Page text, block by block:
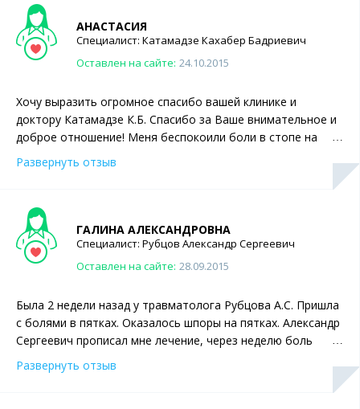
АНАСТАСИЯ
Специалист: Катамадзе Кахабер Бадриевич
Оставлен на сайте: 24.10.2015
Хочу выразить огромное спасибо вашей клинике и
доктору Катамадзе К.Б. Спасибо за Ваше внимательное и
доброе отношение! Меня беспокоили боли в стопе на
протяжении 3 лет ( пяточная шпора, плоскостопие), и
никто не мог мне помочь! Спустя 2 недели после
нормальной жизни, к уже непривычной безболезненной
ходьбе! Скоро планирую вновь заниматься спортом. Как
важно иметь не только золотые руки но и золотое
сердце! Желаю вам удачи, здоровья и успехов во всем!
Развернуть отзыв
ГАЛИНА АЛЕКСАНДРОВНА
Специалист: Рубцов Александр Сергеевич
Оставлен на сайте: 28.09.2015
Была 2 недели назад у травматолога Рубцова А.С. Пришла
с болями в пятках. Оказалось шпоры на пятках. Александр
Сергеевич прописал мне лечение, через неделю боль
начала проходить, сейчас я уже могу бегать, но
продолжаю курс лечения. Спасибо большое Вам!
Развернуть отзыв